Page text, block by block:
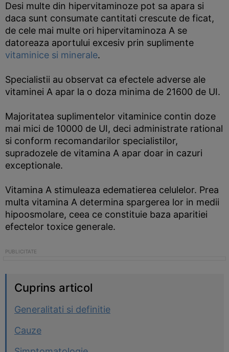
Desi multe din hipervitaminoze pot sa apara si
daca sunt consumate cantitati crescute de ficat,
de cele mai multe ori hipervitaminoza A se
datoreaza aportului excesiv prin suplimente
vitaminice si minerale.
Specialistii au observat ca efectele adverse ale
vitaminei A apar la o doza minima de 21600 de UI.
Majoritatea suplimentelor vitaminice contin doze
mai mici de 10000 de UI, deci administrate rational
si conform recomandarilor specialistilor,
supradozele de vitamina A apar doar in cazuri
exceptionale.
Vitamina A stimuleaza edematierea celulelor. Prea
multa vitamina A determina spargerea lor in medii
hipoosmolare, ceea ce constituie baza aparitiei
efectelor toxice generale.
Cuprins articol
Generalitati si definitie
Cauze